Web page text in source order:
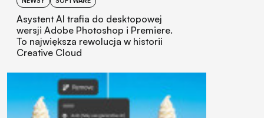
Asystent AI trafia do desktopowej
wersji Adobe Photoshop i Premiere.
To największa rewolucja w historii
Creative Cloud